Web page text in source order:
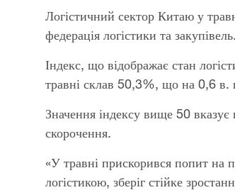
Логістичний сектор Китаю у
федерація логістики та закупівель.
Індекс, що відображає стан
травні склав 50,3%, що на 0,6 в.
Значення індексу вище 50
скорочення.
«У травні прискорився попит на
логістикою, зберіг стійке